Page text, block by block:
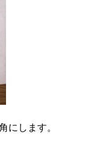
にします。